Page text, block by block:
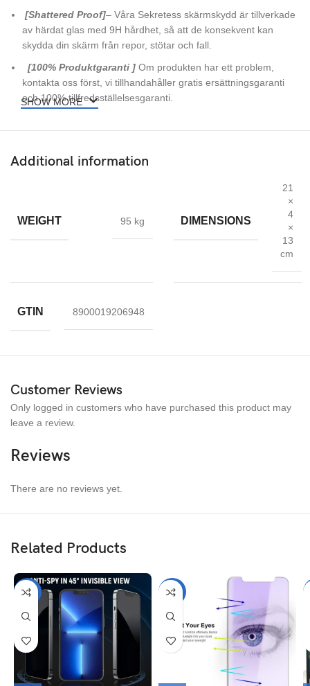
[Shattered Proof]– Våra Sekretess skärmskydd är tillverkade
av härdat glas med 9H hårdhet, så att de konsekvent kan
skydda din skärm från repor, stötar och fall.
[100% Produktgaranti ]Om produkten har ett problem,
kontakta oss först, vi tillhandahåller gratis ersättningsgaranti
och 100% tillfredsställelsesgaranti.
3 x rengöringsduk
Ger maximalt skydd mot droppar, repor, stötar
SHOW MORE
Additional information
WEIGHT 95 kg DIMENSIONS
21
×
4
×
13
cm
GTIN 8900019206948
Customer Reviews
Reviews
There are no reviews yet.
Only logged in customers who have purchased this product may
leave a review.
Related Products
-56% -50%